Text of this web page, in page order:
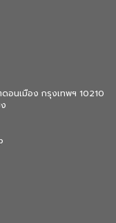
อนเมือง กรุงเทพฯ 10210